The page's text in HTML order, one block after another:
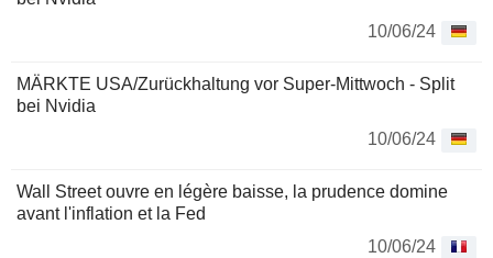
10/06/24
MÄRKTE USA/Zurückhaltung vor Super-Mittwoch - Split
bei Nvidia
10/06/24
Wall Street ouvre en légère baisse, la prudence domine
avant l'inflation et la Fed
10/06/24